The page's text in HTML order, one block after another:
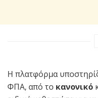
Η πλατφόρμα
ΦΠΑ, από το κανονικό